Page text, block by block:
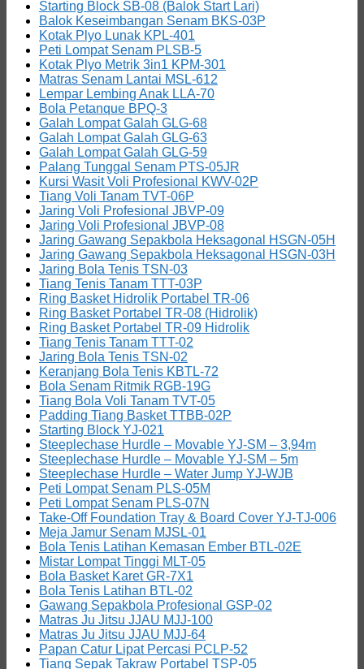
Starting Block SB-08 (Balok Start Lari)
Balok Keseimbangan Senam BKS-03P
Kotak Plyo Lunak KPL-401
Peti Lompat Senam PLSB-5
Kotak Plyo Metrik 3in1 KPM-301
Matras Senam Lantai MSL-612
Lempar Lembing Anak LLA-70
Bola Petanque BPQ-3
Galah Lompat Galah GLG-68
Galah Lompat Galah GLG-63
Galah Lompat Galah GLG-59
Palang Tunggal Senam PTS-05JR
Kursi Wasit Voli Profesional KWV-02P
Tiang Voli Tanam TVT-06P
Jaring Voli Profesional JBVP-09
Jaring Voli Profesional JBVP-08
Jaring Gawang Sepakbola Heksagonal HSGN-05H
Jaring Gawang Sepakbola Heksagonal HSGN-03H
Jaring Bola Tenis TSN-03
Tiang Tenis Tanam TTT-03P
Ring Basket Hidrolik Portabel TR-06
Ring Basket Portabel TR-08 (Hidrolik)
Ring Basket Portabel TR-09 Hidrolik
Tiang Tenis Tanam TTT-02
Jaring Bola Tenis TSN-02
Keranjang Bola Tenis KBTL-72
Bola Senam Ritmik RGB-19G
Tiang Bola Voli Tanam TVT-05
Padding Tiang Basket TTBB-02P
Starting Block YJ-021
Steeplechase Hurdle – Movable YJ-SM – 3,94m
Steeplechase Hurdle – Movable YJ-SM – 5m
Steeplechase Hurdle – Water Jump YJ-WJB
Peti Lompat Senam PLS-05M
Peti Lompat Senam PLS-07N
Take-Off Foundation Tray & Board Cover YJ-TJ-006
Meja Jamur Senam MJSL-01
Bola Tenis Latihan Kemasan Ember BTL-02E
Mistar Lompat Tinggi MLT-05
Bola Basket Karet GR-7X1
Bola Tenis Latihan BTL-02
Gawang Sepakbola Profesional GSP-02
Matras Ju Jitsu JJAU MJJ-100
Matras Ju Jitsu JJAU MJJ-64
Papan Catur Lipat Percasi PCLP-52
Tiang Sepak Takraw Portabel TSP-05